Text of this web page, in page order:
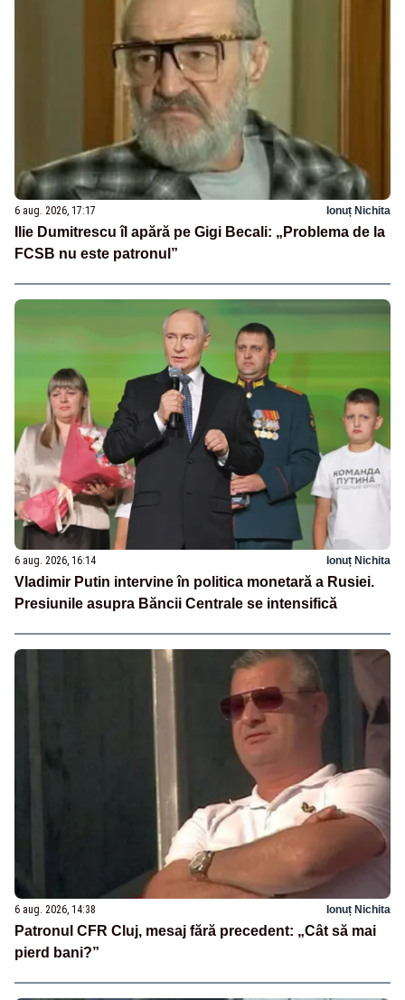
6 aug. 2026, 17:17 Ionuț Nichita
Ilie Dumitrescu îl apără pe Gigi Becali: „Problema de la
FCSB nu este patronul”
6 aug. 2026, 16:14 Ionuț Nichita
Vladimir Putin intervine în politica monetară a Rusiei.
Presiunile asupra Băncii Centrale se intensifică
6 aug. 2026, 14:38 Ionuț Nichita
Patronul CFR Cluj, mesaj fără precedent: „Cât să mai
pierd bani?”